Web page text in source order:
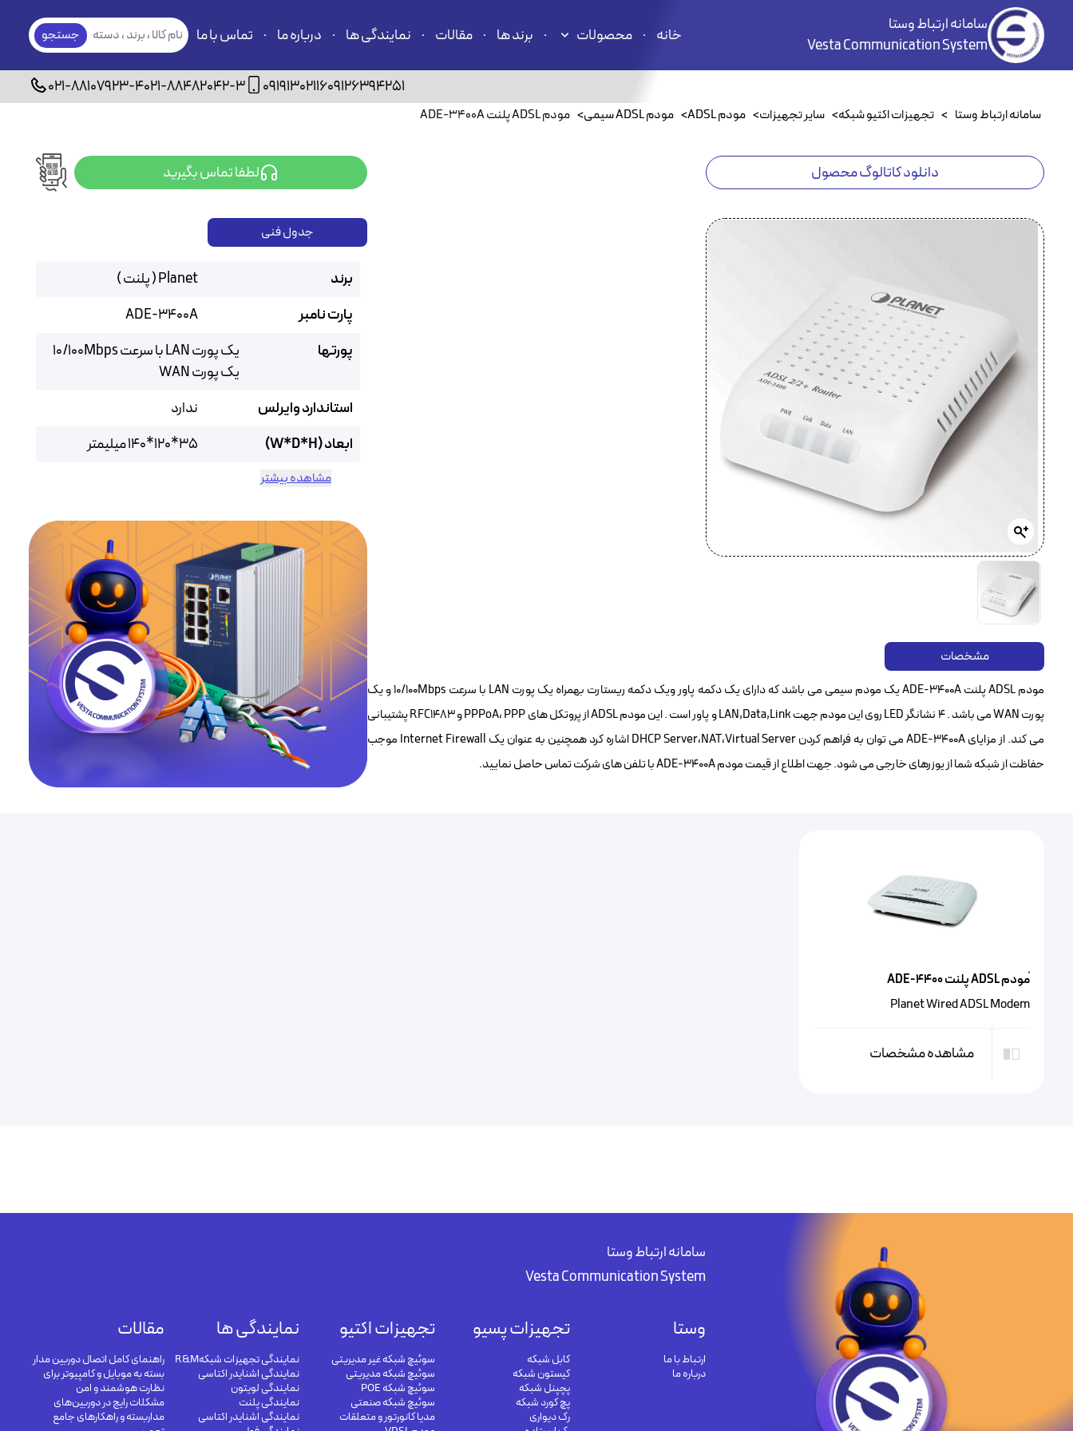
سامانه ارتباط وستا
Vesta Communication System
خانه محصولات برند ها مقالات نمایندگی ها درباره ما تماس با ما
نام کالا ، برند ، دسته
بندی
جستجو
09126394251
09191302116
021-88482042-3
021-88107923-4
سامانه ارتباط وستا > تجهیزات اکتیو شبکه> سایر تجهیزات> مودم ADSL > مودم ADSL سیمی > مودم ADSL پلنت ADE-3400A
دانلود کاتالوگ محصول لطفا تماس بگیرید
مشخصات
مودم ADSL پلنت ADE-3400A یک مودم سیمی می باشد که دارای یک دکمه پاور ویک دکمه ریستارت بهمراه یک پورت LAN با سرعت 10/100Mbps و یک
پورت WAN می باشد . ۴ نشانگر LED روی این مودم جهت LAN,Data,Link و پاور است . این مودم ADSL از پروتکل های PPPoA، PPP و RFC1483 پشتیبانی
می کند. از مزایای ADE-3400A می توان به فراهم کردن DHCP Server،NAT،Virtual Server اشاره کرد همچنین به عنوان یک Internet Firewall موجب
حفاظت از شبکه شما از یوزرهای خارجی می شود. جهت اطلاع از قیمت مودم ADE-3400A با تلفن های شرکت تماس حاصل نمایید.
جدول فنی
برند
Planet ( پلنت )
پارت نامبر
ADE-3400A
پورتها
یک پورت LAN با سرعت 10/100Mbps
یک پورت WAN
استاندارد وایرلس
ندارد
ابعاد (W*D*H)
35*120*140 میلیمتر
مشاهده بیشتر
ًمودم ADSL پلنت ADE-4400
Planet Wired ADSL Modem
مشاهده مشخصات
سامانه ارتباط وستا
Vesta Communication System
وستا
ارتباط با ما
درباره ما
تجهیزات پسیو
کابل شبکه
کیستون شبکه
پچپنل شبکه
پچ کورد شبکه
رک دیواری
تجهیزات اکتیو
سوئیچ شبکه غیر مدیریتی
سوئیچ شبکه مدیریتی
سوئیچ شبکه POE
سوئیچ شبکه صنعتی
مدیا کانورتور و متعلقات
نمایندگی ها
نمایندگی تجهیزات شبکهR&M
نمایندگی اشنایدر اکتاسی
نمایندگی لویتون
نمایندگی پلنت
نمایندگی اشنایدر اکتاسی
مقالات
راهنمای کامل اتصال دوربین مدار
بسته به موبایل و کامپیوتر برای
نظارت هوشمند و امن
مشکلات رایج در دوربین‌های
مداربسته و راهکارهای جامع